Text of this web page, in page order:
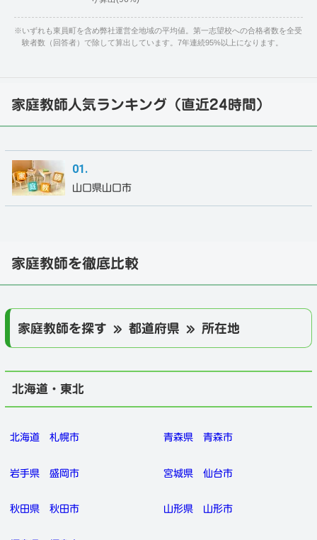
※いずれも東員町を含め弊社運営全地域の平均値。第一志望校への合格者数を全受
験者数（回答者）で除して算出しています。7年連続95%以上になります。
家庭教師人気ランキング（直近24時間）
山口県山口市
家庭教師を徹底比較
家庭教師を探す » 都道府県 » 所在地
北海道・東北
北海道 札幌市 青森県 青森市
岩手県 盛岡市 宮城県 仙台市
秋田県 秋田市 山形県 山形市